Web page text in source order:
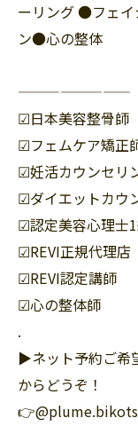
ーリング ●フェ
ン●心の整体
————————
☑︎日本美容整骨師
☑︎フェムケア矯正
☑︎妊活カウンセリ
☑︎ダイエットカウ
☑︎認定美容心理士
☑︎REVI正規代理店
☑︎REVI認定講師
☑︎心の整体師
.
▶︎ネット予約ご希
からどうぞ！